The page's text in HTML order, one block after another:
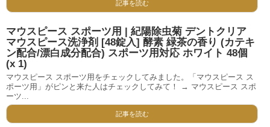
記事を読む
マウスピース スポーツ用 | 紀陽除虫菊 デントクリア
マウスピース洗浄剤 [48錠入] 酵素 緑茶の香り (カテキ
ン配合/漂白成分配合) スポーツ用対応 ホワイト 48個
(x 1)
マウスピース スポーツ用をチェックしてみました。「マウスピース ス
ポーツ用」がピンと来た人はチェックしてみて！ → マウスピース スポ
ーツ...
記事を読む